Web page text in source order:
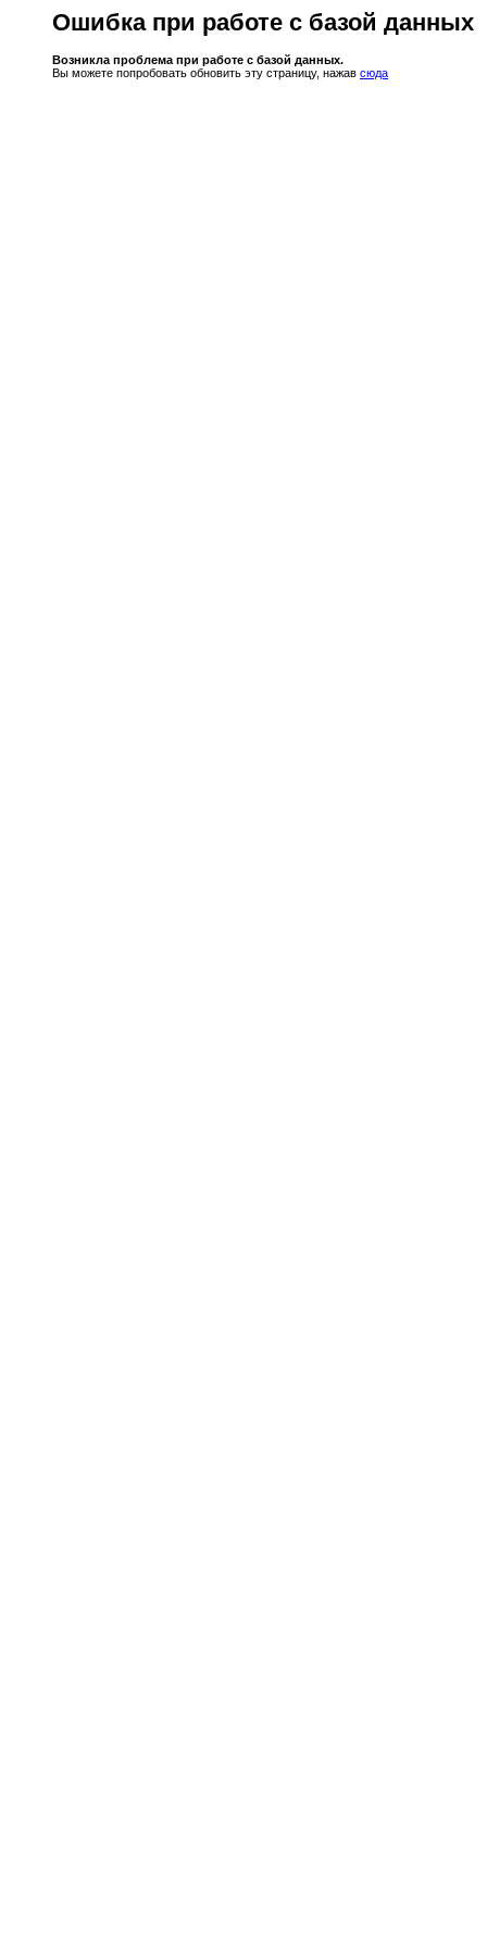
Ошибка при работе с базой данных
Возникла проблема при работе с базой данных.
Вы можете попробовать обновить эту страницу, нажав сюда